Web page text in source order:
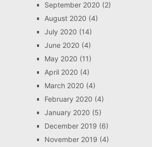
September 2020 (2)
August 2020 (4)
July 2020 (14)
June 2020 (4)
May 2020 (11)
April 2020 (4)
March 2020 (4)
February 2020 (4)
January 2020 (5)
December 2019 (6)
November 2019 (4)